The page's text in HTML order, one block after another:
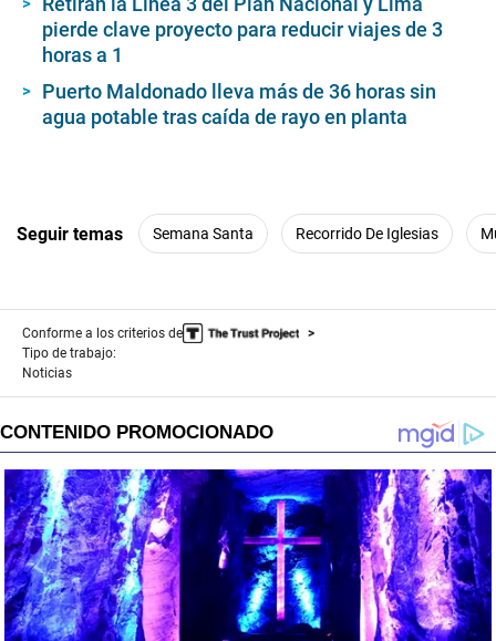
pierde clave proyecto para reducir viajes de 3
horas a 1
Puerto Maldonado lleva más de 36 horas sin
agua potable tras caída de rayo en planta
Seguir temas Semana Santa Recorrido De Iglesias
Conforme a los criterios de
Tipo de trabajo:
Noticias